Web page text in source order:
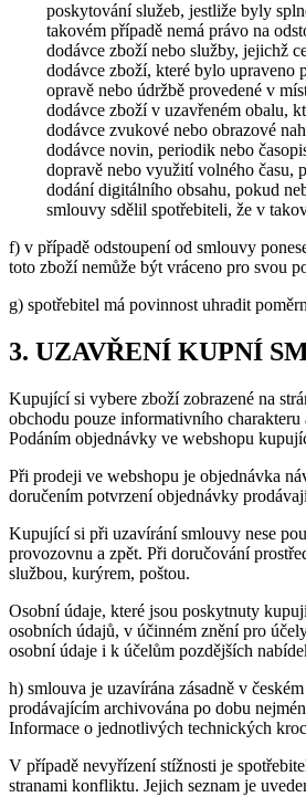
poskytování služeb, jestliže byly
takovém případě nemá právo na
dodávce zboží nebo služby, jejichž
dodávce zboží, které bylo upraveno
opravě nebo údržbě provedené v
dodávce zboží v uzavřeném obalu,
dodávce zvukové nebo obrazové
dodávce novin, periodik nebo
dopravě nebo využití volného času,
dodání digitálního obsahu, pokud
smlouvy sdělil spotřebiteli, že v
f) v případě odstoupení od smlouvy
toto zboží nemůže být vráceno pro svou
g) spotřebitel má povinnost uhradit
3. UZAVŘENÍ KUPNÍ
Kupující si vybere zboží zobrazené na
obchodu pouze informativního
Podáním objednávky ve webshopu
Při prodeji ve webshopu je objednávka
doručením potvrzení objednávky
Kupující si při uzavírání smlouvy nese
provozovnu a zpět. Při doručování
službou, kurýrem, poštou.
Osobní údaje, které jsou poskytnuty
osobních údajů, v účinném znění pro
osobní údaje i k účelům pozdějších
h) smlouva je uzavírána zásadně v
prodávajícím archivována po dobu
Informace o jednotlivých technických
V případě nevyřízení stížnosti je
stranami konfliktu. Jejich seznam je